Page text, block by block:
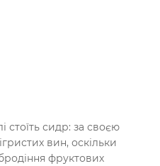
стоїть сидр: за своєю
вин, оскільки
фруктових